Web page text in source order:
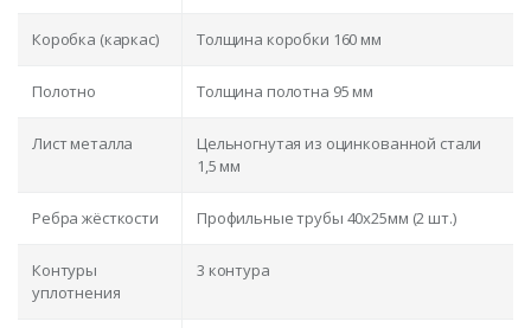
Коробка (каркас) Толщина коробки 160 мм
Полотно Толщина полотна 95 мм
Лист металла
Цельногнутая из оцинкованной стали
1,5 мм
Ребра жёсткости Профильные трубы 40х25мм (2 шт.)
Контуры
уплотнения
3 контура